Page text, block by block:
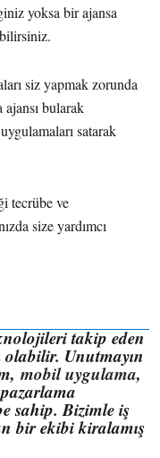
yoksa bir ajansa
siz yapmak zorunda
bularak
satarak
tecrübe ve
size yardımcı
takip eden
olabilir. Unutmayın
mobil uygulama,
sahip. Bizimle iş
bir ekibi kiralamış